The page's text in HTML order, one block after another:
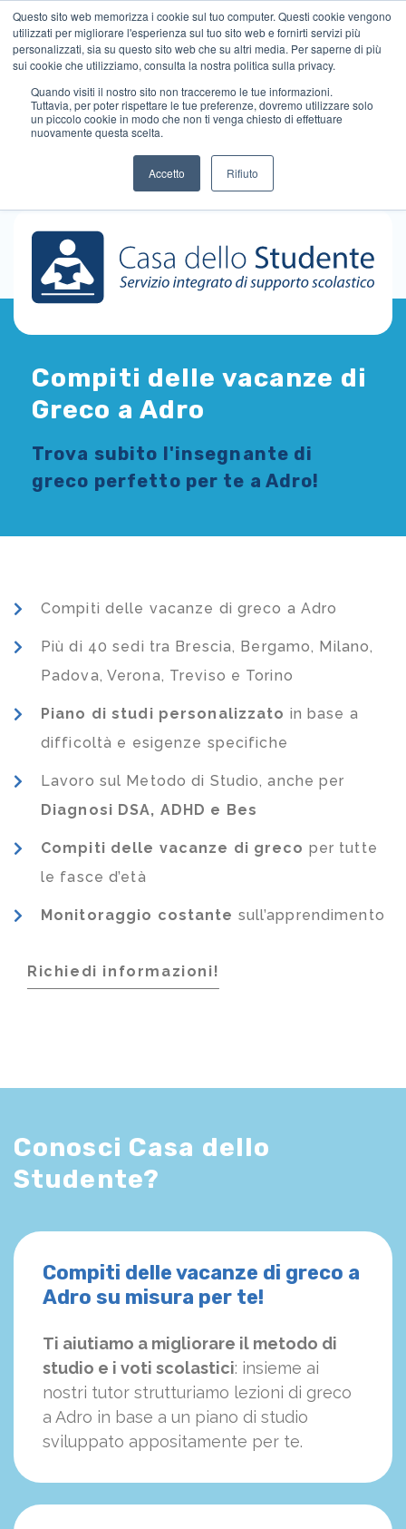
Questo sito web memorizza i cookie sul tuo computer. Questi cookie vengono
utilizzati per migliorare l'esperienza sul tuo sito web e fornirti servizi più
personalizzati, sia su questo sito web che su altri media. Per saperne di più
sui cookie che utilizziamo, consulta la nostra politica sulla privacy.
Quando visiti il ​​nostro sito non tracceremo le tue informazioni.
Tuttavia, per poter rispettare le tue preferenze, dovremo utilizzare solo
un piccolo cookie in modo che non ti venga chiesto di effettuare
nuovamente questa scelta.
Accetto Rifiuto
Compiti delle vacanze di
Greco a Adro
Trova subito l'insegnante di
greco perfetto per te a Adro!
Compiti delle vacanze di greco a Adro
Più di 40 sedi tra Brescia, Bergamo, Milano,
Padova, Verona, Treviso e Torino
Piano di studi personalizzato in base a
difficoltà e esigenze specifiche
Lavoro sul Metodo di Studio, anche per
Diagnosi DSA, ADHD e Bes
Compiti delle vacanze di greco per tutte
le fasce d’età
Monitoraggio costante sull’apprendimento
Richiedi informazioni!
Conosci Casa dello
Studente?
Compiti delle vacanze di greco a
Adro su misura per te!
Ti aiutiamo a migliorare il metodo di
studio e i voti scolastici: insieme ai
nostri tutor strutturiamo lezioni di greco
a Adro in base a un piano di studio
sviluppato appositamente per te.